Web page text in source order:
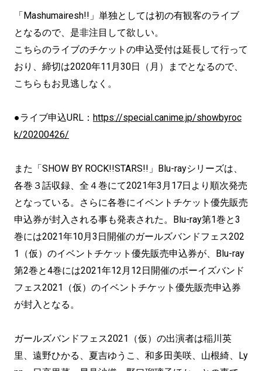
「Mashumairesh!!」単独としては初の有観客のライブ
となるので、是非注目して欲しい。
こちらのライブのチケットの申込受付は延長して行って
おり、締切は2020年11月30日（月）までとなるので、
こちらもお見逃しなく。
●ライブ申込URL： https://special.canime.jp/showbyroc
k/20200426/
また「SHOW BY ROCK!!STARS!!」Blu-rayシリーズは、
各巻３話収録、全４巻にて2021年3月17日より順次発売
となっている。さらに各巻にイベントチケット優先販売
申込券が封入される事も発表された。Blu-ray第1巻と3
巻には2021年10月3日開催のガールズバンドフェス202
1（仮）のイベントチケット優先販売申込券が、Blu-ray
第2巻と4巻には2021年12月12日開催のボーイズバンド
フェス2021（仮）のイベントチケット優先販売申込券
が封入となる。
ガールズバンドフェス2021（仮）の出演者は稲川英
里、遠野ひかる、夏吉ゆうこ、和多田美咲、山根綺、Ly